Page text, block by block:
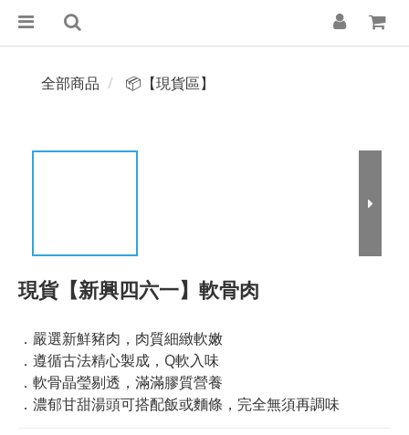
全部商品 📦【現貨區】
現貨【新興四六一】軟骨肉
．嚴選新鮮豬肉，肉質細緻軟嫩
．遵循古法精心製成，Q軟入味
．軟骨晶瑩剔透，滿滿膠質營養
．濃郁甘甜湯頭可搭配飯或麵條，完全無須再調味